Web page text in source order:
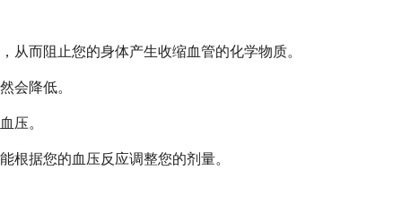
而阻止您的身体产生收缩血管的化学物质。
会降低。
压。
根据您的血压反应调整您的剂量。